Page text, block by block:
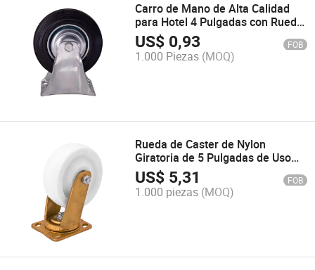
Carro de Mano de Alta Calidad
para Hotel 4 Pulgadas con Rueda
Fija de Goma Industrial
US$ 0,93 FOB
1.000 Piezas (MOQ)
Rueda de Caster de Nylon
Giratoria de 5 Pulgadas de Uso
Pesado con Freno Soporte
Dorado Kingkong OEM
Personalizable
US$ 5,31 FOB
1.000 piezas (MOQ)